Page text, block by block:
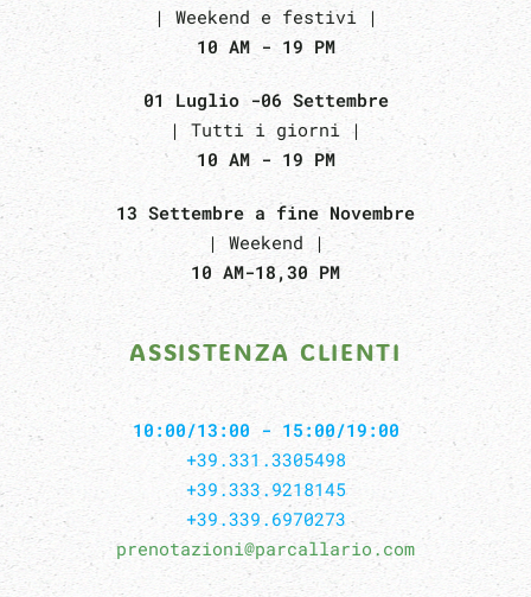
| Weekend e festivi |
10 AM - 19 PM
01 Luglio -06 Settembre
| Tutti i giorni |
10 AM - 19 PM
13 Settembre a fine Novembre
| Weekend |
10 AM-18,30 PM
ASSISTENZA CLIENTI
10:00/13:00 - 15:00/19:00
+39.331.3305498
+39.333.9218145
+39.339.6970273
prenotazioni@parcallario.com